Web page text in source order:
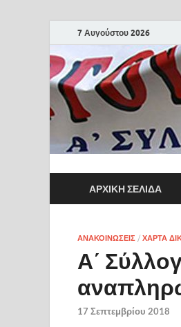
7 Αυγούστου 2026
ΑΡΧΙΚΗ ΣΕΛΙΔΑ
ΑΝΑΚΟΙΝΩΣΕΙΣ / ΧΑΡΤΑ
Α΄
17 Σεπτεμβρίου 2018